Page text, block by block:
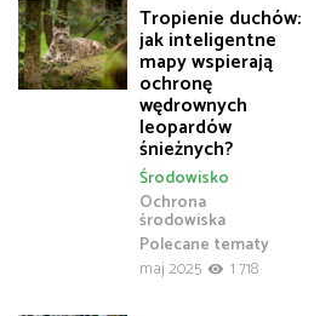
Tropienie duchów:
jak inteligentne
mapy wspierają
ochronę
wędrownych
leopardów
śnieżnych?
Ochrona
środowiska
Polecane tematy
Środowisko
maj 2025 1 718